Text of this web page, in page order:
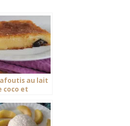
au lait
coco et